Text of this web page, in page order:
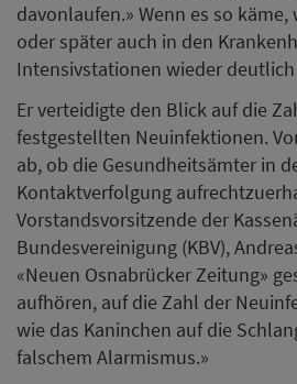
davonlaufen.» Wenn es so
oder später auch in den
Intensivstationen wieder deutlich
Er verteidigte den Blick auf die
festgestellten Neuinfektionen.
ab, ob die Gesundheitsämter in
Kontaktverfolgung
Vorstandsvorsitzende der
Bundesvereinigung (KBV),
«Neuen Osnabrücker Zeitung»
aufhören, auf die Zahl der
wie das Kaninchen auf die
falschem Alarmismus.»